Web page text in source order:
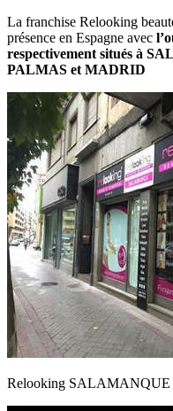
La franchise Relooking
présence en Espagne avec
respectivement situés à
PALMAS et MADRID
Relooking SALAMANQUE